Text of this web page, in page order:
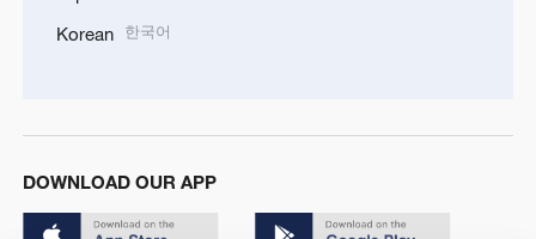
Korean 한국어
DOWNLOAD OUR APP